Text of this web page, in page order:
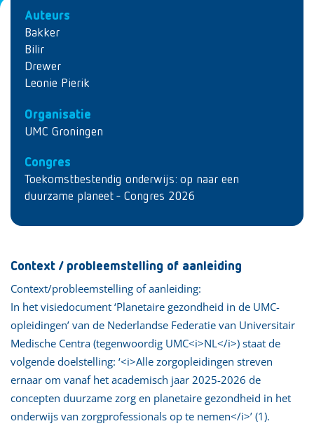
Auteurs
Bakker
Bilir
Drewer
Leonie Pierik
Organisatie
UMC Groningen
Congres
Toekomstbestendig onderwijs: op naar een
duurzame planeet - Congres 2026
Context / probleemstelling of aanleiding
Context/probleemstelling of aanleiding:
In het visiedocument ‘Planetaire gezondheid in de UMC-
opleidingen’ van de Nederlandse Federatie van Universitair
Medische Centra (tegenwoordig UMC<i>NL</i>) staat de
volgende doelstelling: ‘<i>Alle zorgopleidingen streven
ernaar om vanaf het academisch jaar 2025-2026 de
concepten duurzame zorg en planetaire gezondheid in het
onderwijs van zorgprofessionals op te nemen</i>’ (1).